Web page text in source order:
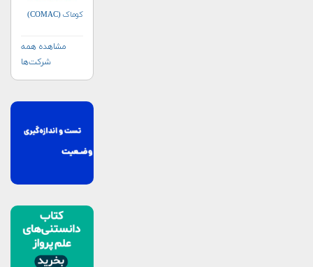
کوماک (COMAC)
مشاهده همه
شرکت‌ها